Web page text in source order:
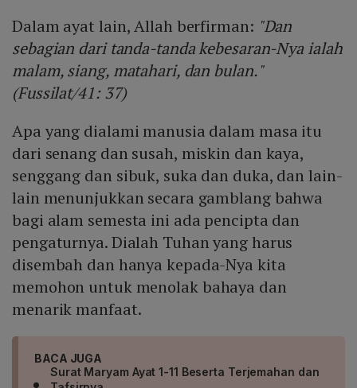
Dalam ayat lain, Allah berfirman: "Dan
sebagian dari tanda-tanda kebesaran-Nya ialah
malam, siang, matahari, dan bulan."
(Fussilat/41: 37)
Apa yang dialami manusia dalam masa itu
dari senang dan susah, miskin dan kaya,
senggang dan sibuk, suka dan duka, dan lain-
lain menunjukkan secara gamblang bahwa
bagi alam semesta ini ada pencipta dan
pengaturnya. Dialah Tuhan yang harus
disembah dan hanya kepada-Nya kita
memohon untuk menolak bahaya dan
menarik manfaat.
BACA JUGA
Surat Maryam Ayat 1-11 Beserta Terjemahan dan